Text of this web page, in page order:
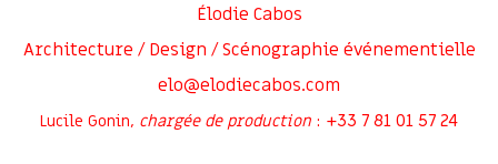
Élodie Cabos
Architecture / Design / Scénographie événementielle
elo@elodiecabos.com
Lucile Gonin, chargée de production : +33 7 81 01 57 24